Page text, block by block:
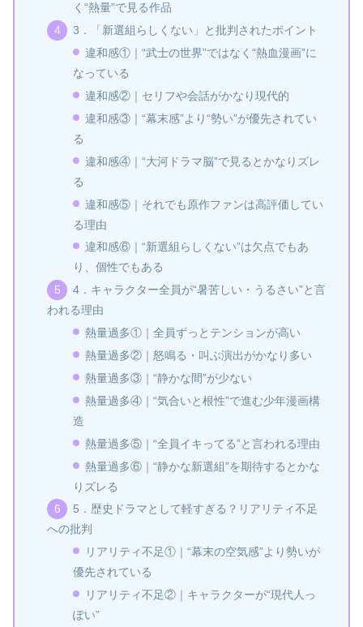
く“熱量”で見る作品
3．「新選組らしくない」と批判されたポイント
違和感①｜“武士の世界”ではなく“熱血漫画”に
なっている
違和感②｜セリフや会話がかなり現代的
違和感③｜“幕末感”より“勢い”が優先されてい
る
違和感④｜“大河ドラマ脳”で見るとかなりズレ
る
違和感⑤｜それでも原作ファンは高評価してい
る理由
違和感⑥｜“新選組らしくない”は欠点でもあ
り、個性でもある
4．キャラクター全員が“暑苦しい・うるさい”と言
われる理由
熱量過多①｜全員ずっとテンションが高い
熱量過多②｜怒鳴る・叫ぶ演出がかなり多い
熱量過多③｜“静かな間”が少ない
熱量過多④｜“気合いと根性”で進む少年漫画構
造
熱量過多⑤｜“全員イキってる”と言われる理由
熱量過多⑥｜“静かな新選組”を期待するとかな
りズレる
5．歴史ドラマとして軽すぎる？リアリティ不足
への批判
リアリティ不足①｜“幕末の空気感”より勢いが
優先されている
リアリティ不足②｜キャラクターが“現代人っ
ぽい”